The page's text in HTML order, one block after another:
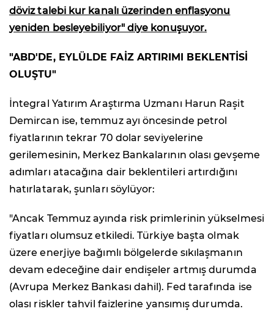
döviz talebi kur kanalı üzerinden enflasyonu
yeniden besleyebiliyor" diye konuşuyor.
"ABD'DE, EYLÜLDE FAİZ ARTIRIMI BEKLENTİSİ
OLUŞTU"
İntegral Yatırım Araştırma Uzmanı Harun Raşit
Demircan ise, temmuz ayı öncesinde petrol
fiyatlarının tekrar 70 dolar seviyelerine
gerilemesinin, Merkez Bankalarının olası gevşeme
adımları atacağına dair beklentileri artırdığını
hatırlatarak, şunları söylüyor:
"Ancak Temmuz ayında risk primlerinin yükselmesi
fiyatları olumsuz etkiledi. Türkiye başta olmak
üzere enerjiye bağımlı bölgelerde sıkılaşmanın
devam edeceğine dair endişeler artmış durumda
(Avrupa Merkez Bankası dahil). Fed tarafında ise
olası riskler tahvil faizlerine yansımış durumda.